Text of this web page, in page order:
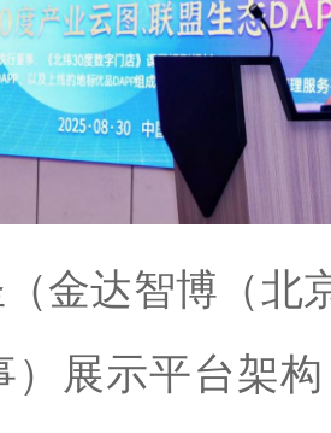
金达智博（北
）展示平台架